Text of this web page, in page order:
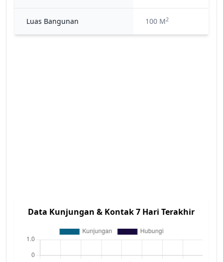
Luas Bangunan 100 M2
Data Kunjungan & Kontak 7 Hari Terakhir